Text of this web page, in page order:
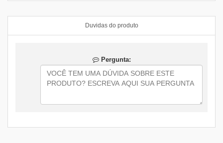
Duvidas do produto
Pergunta: